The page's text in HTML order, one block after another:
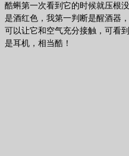
酷蝌第一次看到它的时候就压根
是酒红色，我第一判断是醒酒器
可以让它和空气充分接触，可看
是耳机，相当酷！